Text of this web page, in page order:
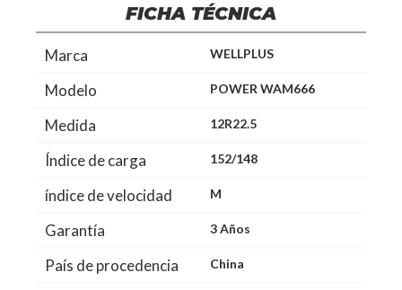
FICHA TÉCNICA
Marca WELLPLUS
Modelo POWER WAM666
Medida 12R22.5
Índice de carga 152/148
índice de velocidad M
Garantía 3 Años
País de procedencia China